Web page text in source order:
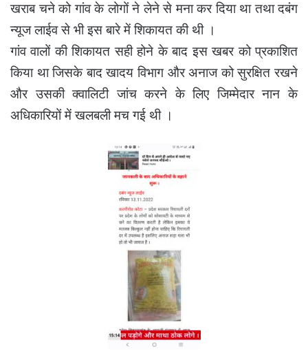
खराब चने को गांव के लोगों ने लेने से मना कर दिया था तथा दबंग
न्यूज लाईव से भी इस बारे में शिकायत की थी ।
गांव वालों की शिकायत सही होने के बाद इस खबर को प्रकाशित
किया था जिसके बाद खादय विभाग और अनाज को सुरक्षित रखने
और उसकी क्वालिटी जांच करने के लिए जिम्मेदार नान के
अधिकारियों में खलबली मच गई थी ।